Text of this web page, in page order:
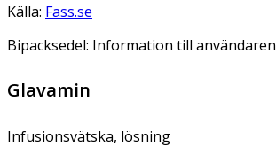
Källa: Fass.se
Bipacksedel: Information till användaren
Glavamin
Infusionsvätska, lösning